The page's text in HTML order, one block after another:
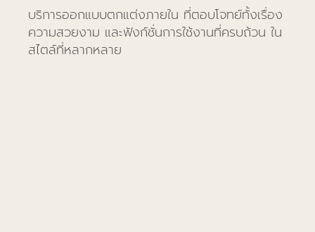
บริการออกแบบตกแต่งภายใน ที่ตอบโจทย์ทั้งเรื่อง
ความสวยงาม และฟังก์ชั่นการใช้งานที่ครบถ้วน ใน
สไตล์ที่หลากหลาย